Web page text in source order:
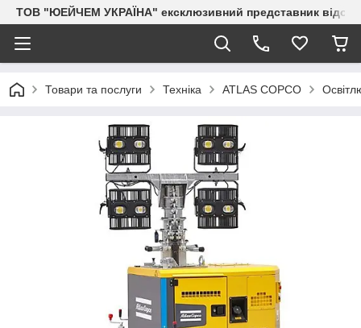
ТОВ "ЮЕЙЧЕМ УКРАЇНА" ексклюзивний представник відомих
Товари та послуги Техніка ATLAS COPCO